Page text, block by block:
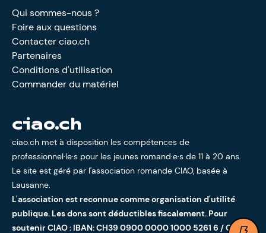
Qui sommes-nous ?
Foire aux questions
Contacter ciao.ch
Partenaires
Conditions d'utilisation
Commander du matériel
ciao.ch
ciao.ch met à disposition les compétences de
professionnel·le·s pour les jeunes romand·e·s de 11 à 20 ans.
Le site est géré par l'association romande CIAO, basée à
Lausanne.
L'association est reconnue comme organisation d'utilité
publique. Les dons sont déductibles fiscalement. Pour
soutenir CIAO : IBAN: CH39 0900 0000 1000 5261 6 / CCP: